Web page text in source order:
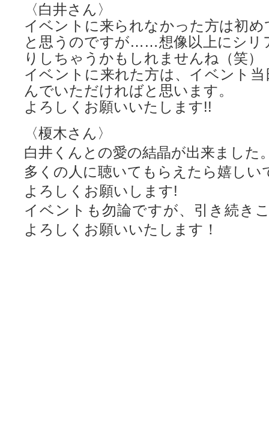
〈白井さん〉
イベントに来られなかった方は初
と思うのですが……想像以上にシリ
りしちゃうかもしれませんね（笑）
イベントに来れた方は、イベント
んでいただければと思います。
よろしくお願いいたします!!
〈榎木さん〉
白井くんとの愛の結晶が出来ました
多くの人に聴いてもらえたら嬉しい
よろしくお願いします!
イベントも勿論ですが、引き続き
よろしくお願いいたします！